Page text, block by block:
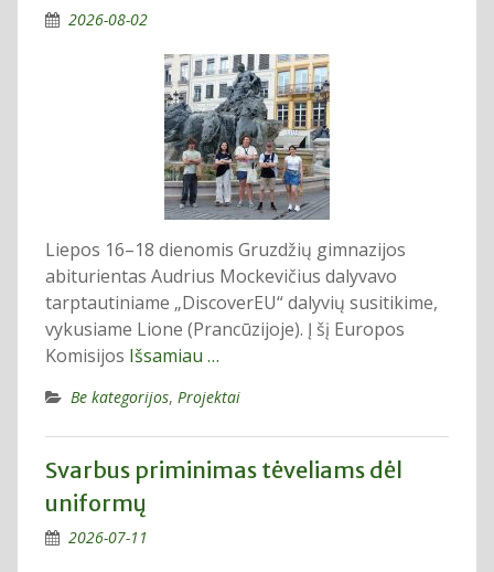
2026-08-02
Liepos 16–18 dienomis Gruzdžių gimnazijos
abiturientas Audrius Mockevičius dalyvavo
tarptautiniame „DiscoverEU“ dalyvių susitikime,
vykusiame Lione (Prancūzijoje). Į šį Europos
Komisijos Išsamiau …
Be kategorijos, Projektai
Svarbus priminimas tėveliams dėl
uniformų
2026-07-11